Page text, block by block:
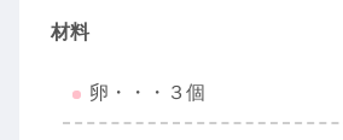
材料
卵・・・３個